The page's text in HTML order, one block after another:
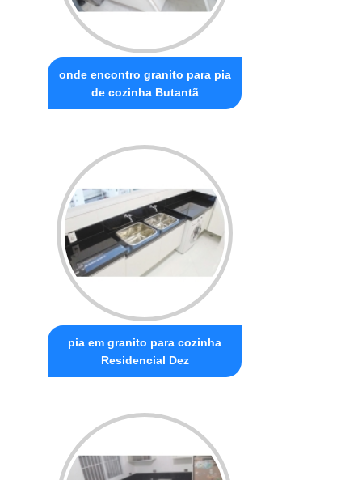
onde encontro granito para pia
de cozinha Butantã
pia em granito para cozinha
Residencial Dez